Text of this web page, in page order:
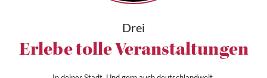
Drei
Erlebe tolle Veranstaltungen